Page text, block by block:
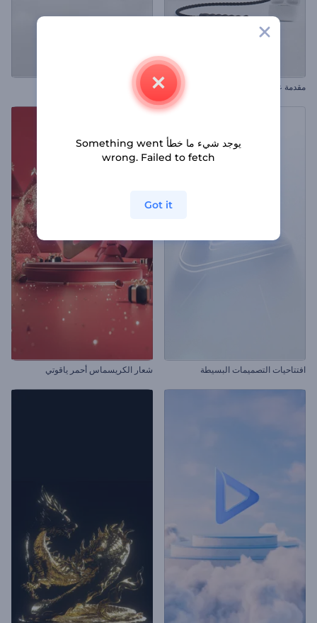
مقدمة عن أساسيات الصالة الرياضية شعار الجسيم البسيط الملهم
افتتاحيات التصميمات البسيطة شعار الكريسماس أحمر ياقوتي
يوجد شيء ما خطأ Something went
wrong. Failed to fetch
Got it